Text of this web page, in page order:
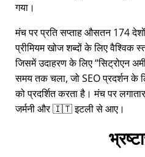
गया।
मंच पर प्रति सप्ताह औसतन 174
प्रीमियम खोज शब्दों के लिए वैश्विक
जिसमें उदाहरण के लिए सिट्रोएन
समय तक चला, जो SEO प्रदर्शन के
को प्रदर्शित करता है। मंच पर
जर्मनी और 🇮🇹 इटली से आए।